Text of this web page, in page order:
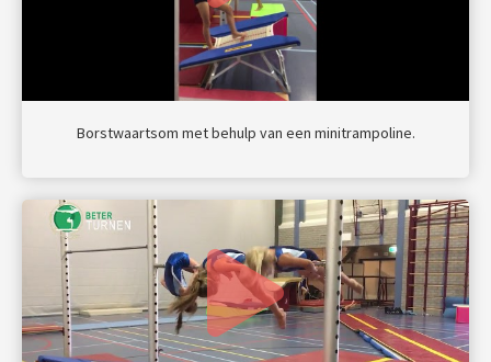
Borstwaartsom met behulp van een minitrampoline.